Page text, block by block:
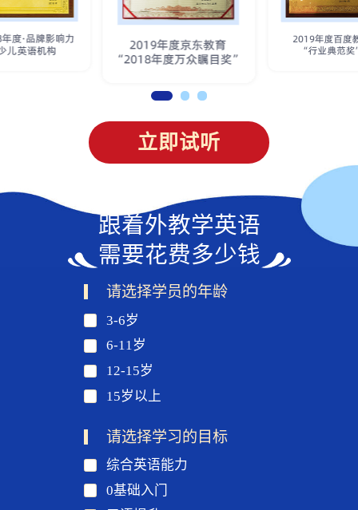
立即试听
跟着外教学英语
需要花费多少钱
请选择学员的年龄
3-6岁
6-11岁
12-15岁
15岁以上
请选择学习的目标
综合英语能力
0基础入门